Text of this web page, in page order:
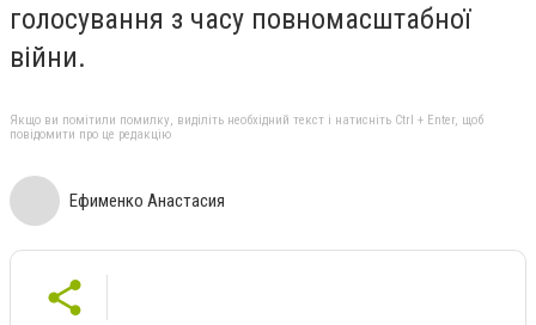
голосування з часу повномасштабної
війни.
Якщо ви помітили помилку, виділіть необхідний текст і натисніть Ctrl + Enter, щоб
повідомити про це редакцію
Ефименко Анастасия